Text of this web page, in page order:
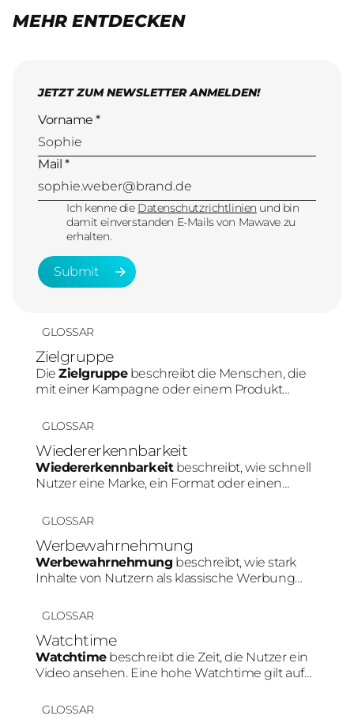
MEHR ENTDECKEN
GLOSSAR
Zielgruppe
DieZielgruppebeschreibt die Menschen, die
mit einer Kampagne oder einem Produkt
Marketing beeinflusst die Zielgruppe direkt die
GLOSSAR
Wiedererkennbarkeit
Wiedererkennbarkeitbeschreibt, wie schnell
Nutzer eine Marke, ein Format oder einen
Konsistente Farben, Personen oder Content-
GLOSSAR
Werbewahrnehmung
Werbewahrnehmung beschreibt, wie stark
Inhalte von Nutzern als klassische Werbung
den Content integriert wird, desto geringer fällt
GLOSSAR
Watchtime
Watchtimebeschreibt die Zeit, die Nutzer ein
Video ansehen. Eine hohe Watchtime gilt auf
wichtiges Signal für relevanten Content und
GLOSSAR
JETZT ZUM NEWSLETTER ANMELDEN!
Vorname *
Mail *
Ich kenne die Datenschutzrichtlinien und bin
damit einverstanden E-Mails von Mawave zu
erhalten.
Submit